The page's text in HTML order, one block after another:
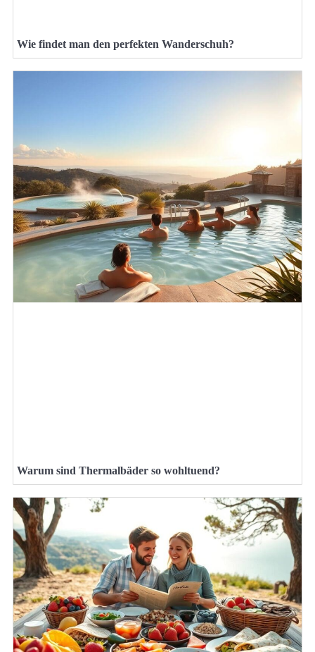
Wie findet man den perfekten Wanderschuh?
Warum sind Thermalbäder so wohltuend?